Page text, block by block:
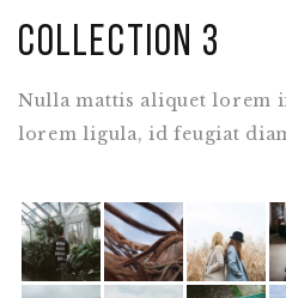
Collection 3
Nulla mattis aliquet
lorem ligula, id feugiat